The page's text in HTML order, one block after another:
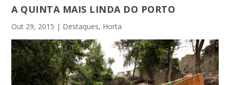
A QUINTA MAIS LINDA DO PORTO
Out 29, 2015 | Destaques, Horta